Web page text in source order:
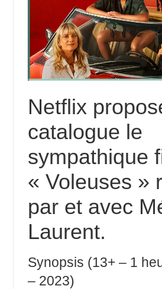
Netflix
catalogue le
sympathique
« Voleuses »
par et avec
Laurent.
Synopsis (13+ – 1
– 2023)